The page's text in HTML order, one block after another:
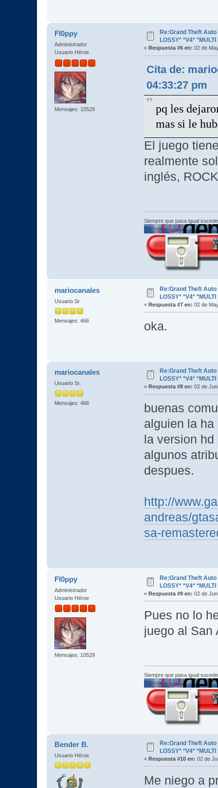
Fl0ppy
Administrador
Usuario Héroe
Mensajes: 10529
Re:Grand Theft
LOSSY* *V4*
« Respuesta #6 en: 02 de
Cita de:
04:33:27 pm
pq les
mas si le
El juego
realmente
inglés,
Siempre que pasa igual
mariocanales
Usuario Sr.
Mensajes: 466
Re:Grand Theft
LOSSY* *V4*
« Respuesta #7 en: 02 de
oka.
mariocanales
Usuario Sr.
Mensajes: 466
Re:Grand Theft
LOSSY* *V4*
« Respuesta #8 en: 02 de
buenas
alguien la
la version
algunos
despues.
http://
andreas/
sa-
Fl0ppy
Administrador
Usuario Héroe
Mensajes: 10529
Re:Grand Theft
LOSSY* *V4*
« Respuesta #9 en: 02 de
Pues no lo
juego al San
Siempre que pasa igual
Bender B.
Usuario Héroe
Re:Grand Theft
LOSSY* *V4*
« Respuesta #10 en: 02 de
Me niego a